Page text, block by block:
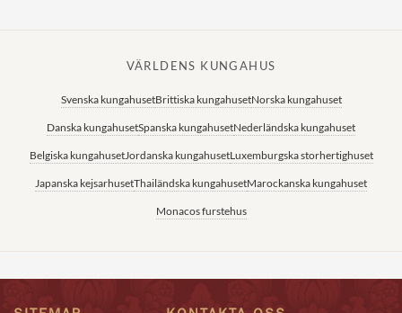
VÄRLDENS KUNGAHUS
Svenska kungahusetBrittiska kungahusetNorska kungahuset
Danska kungahusetSpanska kungahusetNederländska kungahuset
Belgiska kungahusetJordanska kungahusetLuxemburgska storhertighuset
Japanska kejsarhusetThailändska kungahusetMarockanska kungahuset
Monacos furstehus